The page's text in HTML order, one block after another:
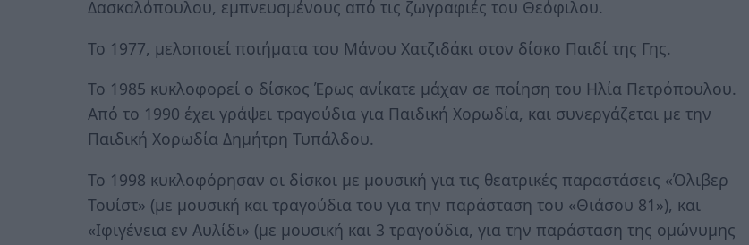
Δασκαλόπουλου, εμπνευσμένους από τις ζωγραφιές του Θεόφιλου.
Το 1977, μελοποιεί ποιήματα του Μάνου Χατζιδάκι στον δίσκο Παιδί της Γης.
Το 1985 κυκλοφορεί ο δίσκος Έρως ανίκατε μάχαν σε ποίηση του Ηλία Πετρόπουλου.
Από το 1990 έχει γράψει τραγούδια για Παιδική Χορωδία, και συνεργάζεται με την
Παιδική Χορωδία Δημήτρη Τυπάλδου.
Το 1998 κυκλοφόρησαν οι δίσκοι με μουσική για τις θεατρικές παραστάσεις «Όλιβερ
Τουίστ» (με μουσική και τραγούδια του για την παράσταση του «Θιάσου 81»), και
«Ιφιγένεια εν Αυλίδι» (με μουσική και 3 τραγούδια, για την παράσταση της ομώνυμης